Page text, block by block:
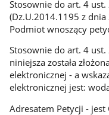
Stosownie do art. 4
(Dz.U.2014.1195 z
Podmiot wnoszący
Stosownie do art. 4
niniejsza została
elektronicznej - a
elektronicznej jest:
Adresatem Petycji -